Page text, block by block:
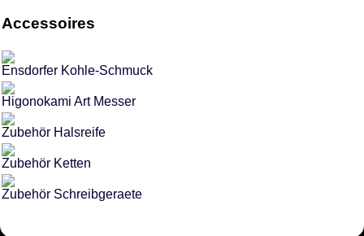
Accessoires
Ensdorfer Kohle-Schmuck
Higonokami Art Messer
Zubehör Halsreife
Zubehör Ketten
Zubehör Schreibgeraete